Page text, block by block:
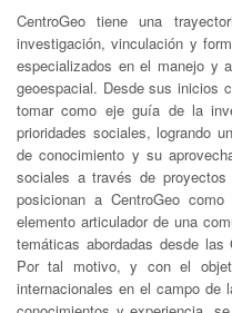
CentroGeo tiene una
investigación, vinculación y
especializados en el manejo y
geoespacial. Desde sus inicios
tomar como eje guía de la
prioridades sociales, logrando
de conocimiento y su
sociales a través de
posicionan a CentroGeo
elemento articulador de una
temáticas abordadas desde las
Por tal motivo, y con el
internacionales en el campo de